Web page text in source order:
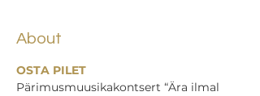
About
OSTA PILET
Pärimusmuusikakontsert “Ära ilmal